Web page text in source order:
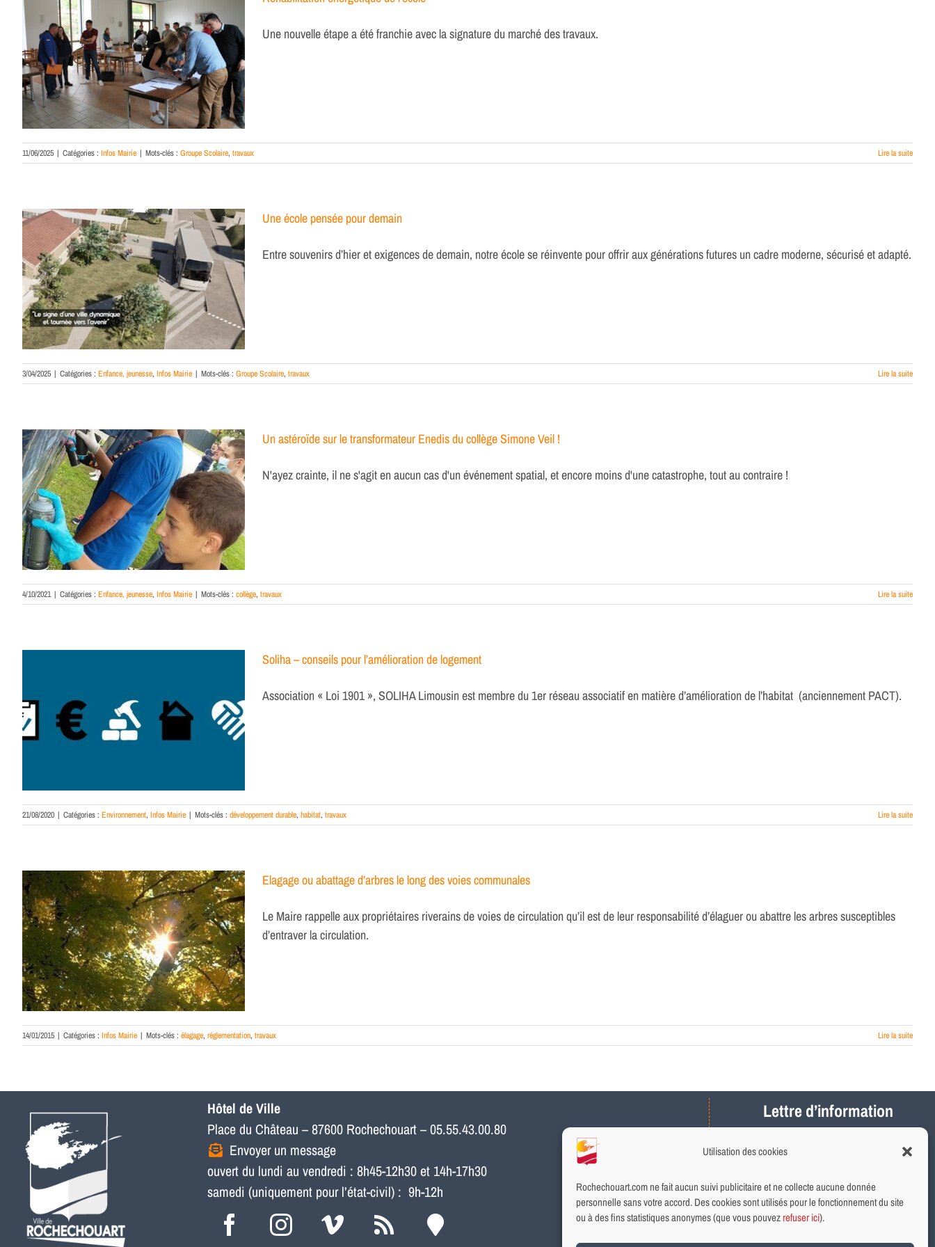
Utilisation des cookies
Rochechouart.com ne fait aucun suivi publicitaire et ne collecte aucune donnée
personnelle sans votre accord. Des cookies sont utilisés pour le fonctionnement du site
ou à des fins statistiques anonymes (que vous pouvezrefuser ici).
Une nouvelle étape a été franchie avec la signature du marché des travaux.
11/06/2025 | Catégories : Infos Mairie | Mots-clés : Groupe Scolaire, travaux Lire la suite
Une école pensée pour demain
Entre souvenirs d’hier et exigences de demain, notre école se réinvente pour offrir aux générations futures un cadre moderne, sécurisé et adapté.
3/04/2025 | Catégories : Enfance, jeunesse, Infos Mairie | Mots-clés : Groupe Scolaire, travaux Lire la suite
Un astéroïde sur le transformateur Enedis du collège Simone Veil !
N'ayez crainte, il ne s'agit en aucun cas d'un événement spatial, et encore moins d'une catastrophe, tout au contraire !
4/10/2021 | Catégories : Enfance, jeunesse, Infos Mairie | Mots-clés : collège, travaux Lire la suite
Soliha – conseils pour l’amélioration de logement
Association « Loi 1901 », SOLIHA Limousin est membre du 1er réseau associatif en matière d’amélioration de l’habitat (anciennement PACT).
21/08/2020 | Catégories : Environnement, Infos Mairie | Mots-clés : développement durable, habitat, travaux Lire la suite
Elagage ou abattage d’arbres le long des voies communales
Le Maire rappelle aux propriétaires riverains de voies de circulation qu’il est de leur responsabilité d’élaguer ou abattre les arbres susceptibles
d’entraver la circulation.
14/01/2015 | Catégories : Infos Mairie | Mots-clés : élagage, réglementation, travaux Lire la suite
Hôtel de Ville
Place du Château – 87600 Rochechouart – 05.55.43.00.80
Envoyer un message
ouvert du lundi au vendredi : 8h45-12h30 et 14h-17h30
samedi (uniquement pour l’état-civil) : 9h-12h
Lettre d’information
Actus, météo, travaux…
Abonnement rapide et gratuit
INSCRIVEZ-VOUS